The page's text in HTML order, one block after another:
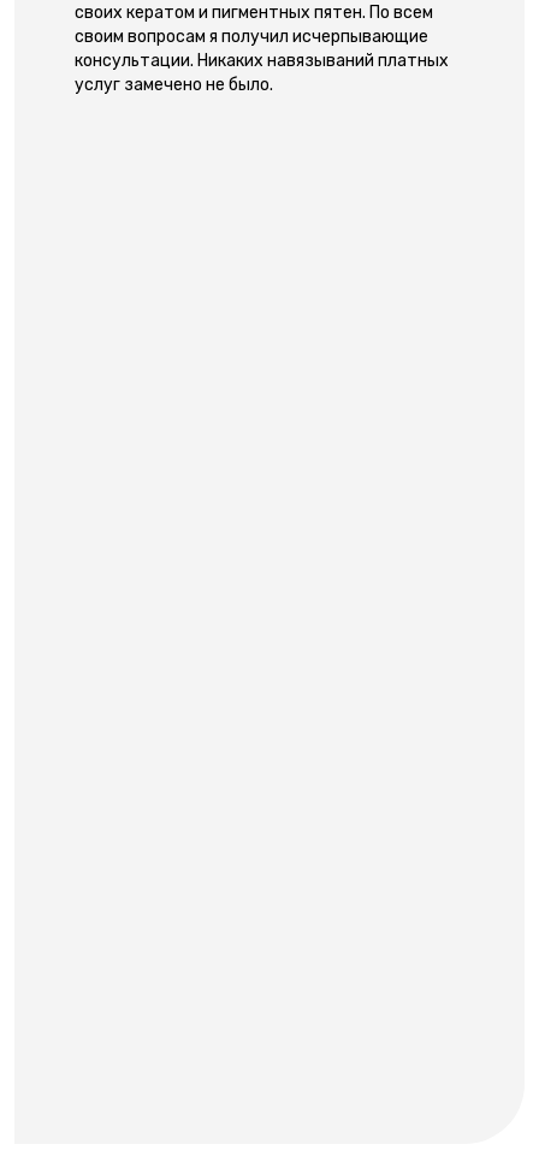
своих кератом и пигментных пятен. По всем
своим вопросам я получил исчерпывающие
консультации. Никаких навязываний платных
услуг замечено не было.